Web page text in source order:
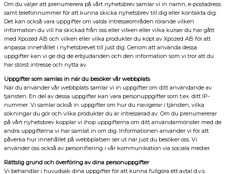
Om du väljer att prenumerera på vårt nyhetsbrev samlar vi in namn, e-postadress
samt telefonnummer för att kunna skicka nyhetsbrev till dig eller kontakta dig.
Det kan också vara uppgifter om valda intresseområden rörande vilken
information du vill ha skickad från oss eller vilken eller vilka kurser du har gått
med Xpozed AB och vilken eller vilka produkter du köpt av Xpozed AB för att
anpassa innehållet i nyhetsbrevet till just dig. Genom att använda dessa
uppgifter kan vi ge dig de erbjudanden och den information som vi tror att du
har störst intresse och nytta av.
Uppgifter som samlas in när du besöker vår webbplats
När du använder vår webbplats samlar vi in uppgifter om ditt användande av
tjänsten. En del av dessa uppgifter kan vara personuppgifter som t.ex. ditt IP-
nummer. Vi samlar också in uppgifter om hur du navigerar i tjänsten, vilka
sökningar du gör och vilka produkter du är intresserad av. Om du prenumererar
på vårt nyhetsbrev kopplar vi ihop uppgifterna om ditt användarmönster med de
andra uppgifterna vi har samlat in om dig. Informationen använder vi för att
påverka hur innehållet på webbplatsen ser ut när just du besöker oss. Vi
använder oss också av personifiering i vår kommunikation via sociala medier.
Rättslig grund och överföring av dina personuppgifter
Vi behandlar i huvudsak dina uppgifter för att kunna fullgöra ett avtal d.v.s.